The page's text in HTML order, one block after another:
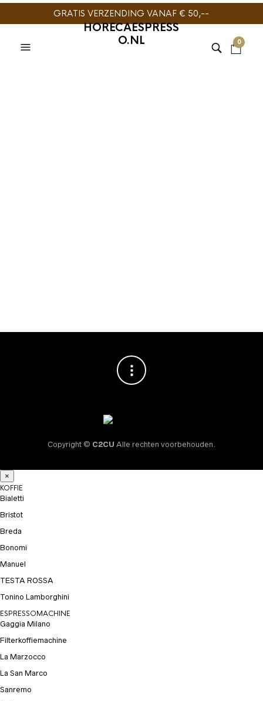
GRATIS VERZENDING VANAF € 50,--
HORECAESPRESS
O.NL
0
Copyright © C2CU Alle rechten voorbehouden.
×
KOFFIE
Bialetti
Bristot
Breda
Bonomi
Manuel
TESTA ROSSA
Tonino Lamborghini
ESPRESSOMACHINE
Gaggia Milano
Filterkoffiemachine
La Marzocco
La San Marco
Sanremo